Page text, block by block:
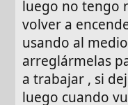
luego no tengo
volver a
usando al
arreglármelas
a trabajar , si
luego cuando